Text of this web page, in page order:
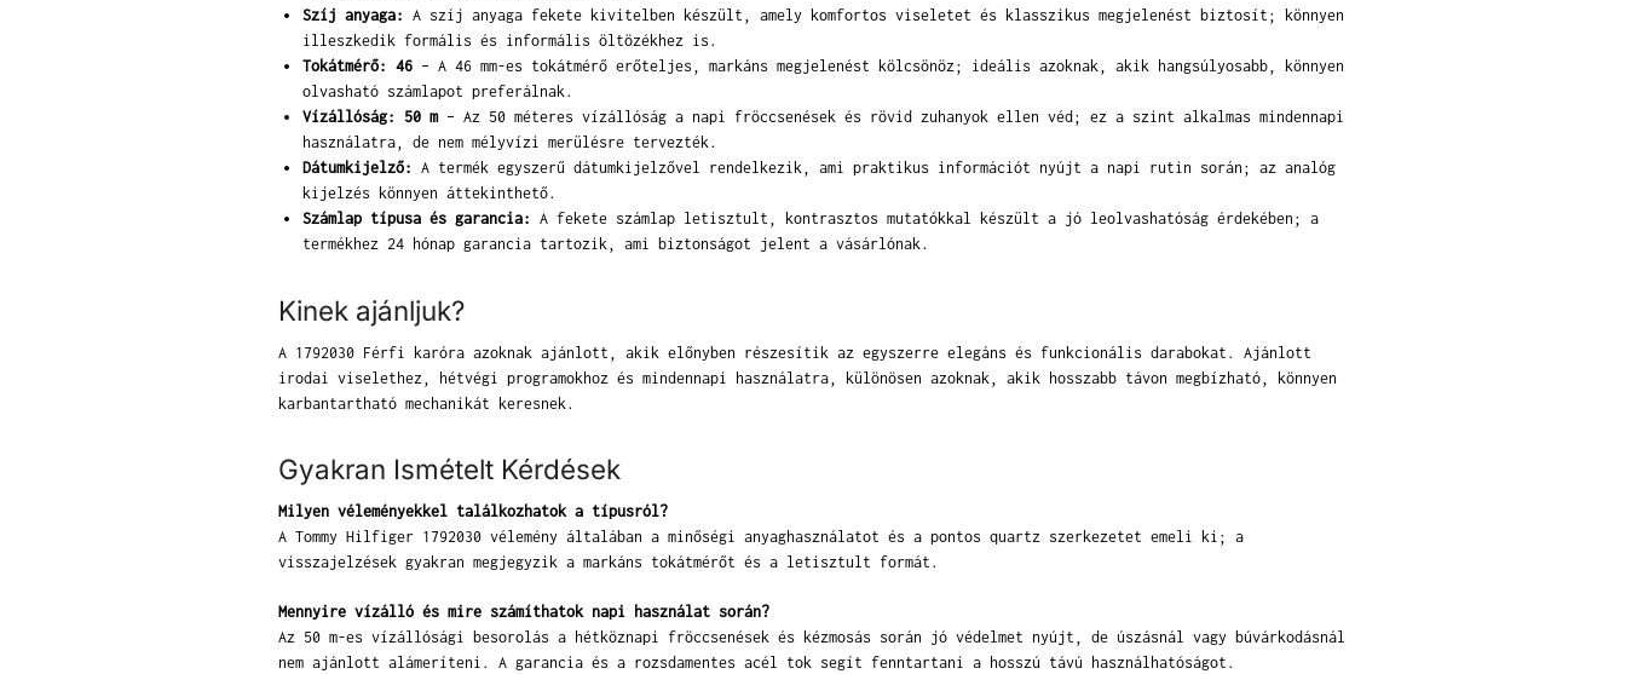
Szíj anyaga: A szíj anyaga fekete kivitelben készült, amely komfortos viseletet és klasszikus megjelenést biztosít; könnyen
illeszkedik formális és informális öltözékhez is.
Tokátmérő: 46– A 46 mm-es tokátmérő erőteljes, markáns megjelenést kölcsönöz; ideális azoknak, akik hangsúlyosabb, könnyen
olvasható számlapot preferálnak.
Vízállóság: 50 m– Az 50 méteres vízállóság a napi fröccsenések és rövid zuhanyok ellen véd; ez a szint alkalmas mindennapi
használatra, de nem mélyvízi merülésre tervezték.
Dátumkijelző: A termék egyszerű dátumkijelzővel rendelkezik, ami praktikus információt nyújt a napi rutin során; az analóg
kijelzés könnyen áttekinthető.
Számlap típusa és garancia: A fekete számlap letisztult, kontrasztos mutatókkal készült a jó leolvashatóság érdekében; a
termékhez 24 hónap garancia tartozik, ami biztonságot jelent a vásárlónak.
Kinek ajánljuk?
A 1792030 Férfi karóra azoknak ajánlott, akik előnyben részesítik az egyszerre elegáns és funkcionális darabokat. Ajánlott
irodai viselethez, hétvégi programokhoz és mindennapi használatra, különösen azoknak, akik hosszabb távon megbízható, könnyen
karbantartható mechanikát keresnek.
Gyakran Ismételt Kérdések
Milyen véleményekkel találkozhatok a típusról?
A Tommy Hilfiger 1792030 vélemény általában a minőségi anyaghasználatot és a pontos quartz szerkezetet emeli ki; a
visszajelzések gyakran megjegyzik a markáns tokátmérőt és a letisztult formát.
Mennyire vízálló és mire számíthatok napi használat során?
Az 50 m-es vízállósági besorolás a hétköznapi fröccsenések és kézmosás során jó védelmet nyújt, de úszásnál vagy búvárkodásnál
nem ajánlott alámeríteni. A garancia és a rozsdamentes acél tok segít fenntartani a hosszú távú használhatóságot.